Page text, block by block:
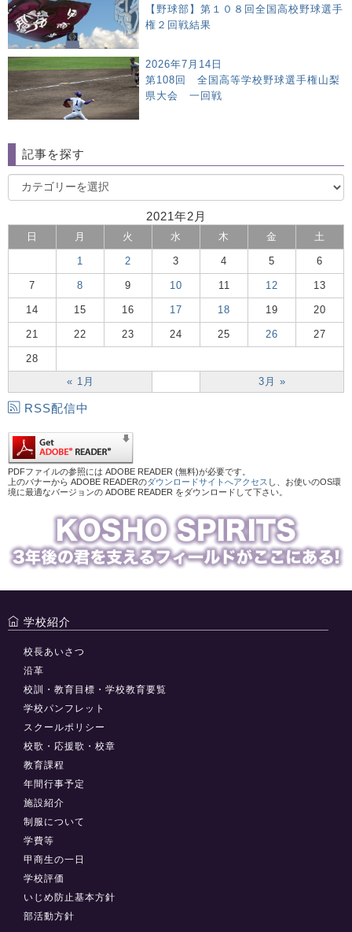
【野球部】第１０８回全国高校野球選手
権２回戦結果
2026年7月14日
第108回 全国高等学校野球選手権山梨
県大会 一回戦
記事を探す
2021年2月
日 月 火 水 木 金 土
« 1月 3月 »
1 2 3 4 5 6
7 8 9 10 11 12 13
14 15 16 17 18 19 20
21 22 23 24 25 26 27
28
RSS配信中
PDFファイルの参照には ADOBE READER (無料)が必要です。
上のバナーから ADOBE READERのダウンロードサイトへアクセス し、お使いのOS環
境に最適なバージョンの ADOBE READER をダウンロードして下さい。
学校紹介
校長あいさつ
沿革
校訓・教育目標・学校教育要覧
学校パンフレット
スクールポリシー
校歌・応援歌・校章
教育課程
年間行事予定
施設紹介
制服について
学費等
甲商生の一日
学校評価
いじめ防止基本方針
部活動方針